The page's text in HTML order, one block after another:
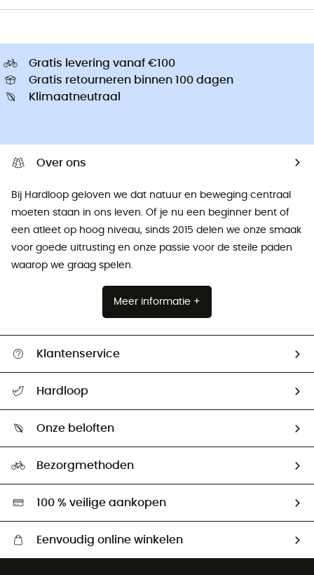
Gratis levering vanaf €100
Gratis retourneren binnen 100 dagen
Klimaatneutraal
Over ons
Bij Hardloop geloven we dat natuur en beweging centraal
moeten staan ​​in ons leven. Of je nu een beginner bent of
een atleet op hoog niveau, sinds 2015 delen we onze smaak
voor goede uitrusting en onze passie voor de steile paden
waarop we graag spelen.
Meer informatie +
Klantenservice
Retourzendingen & Terugbetalingen
Hardloop
Ambassadeurs
Onze beloften
Hardgreen
Bezorgmethoden
100 % veilige aankopen
Eenvoudig online winkelen